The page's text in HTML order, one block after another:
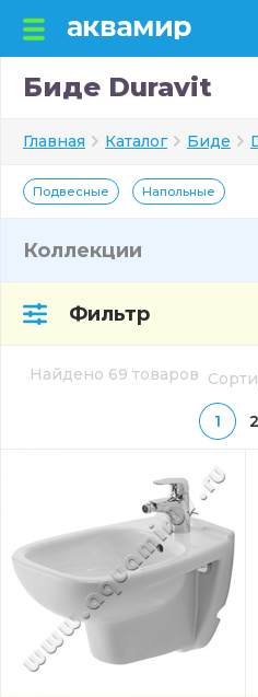
Биде Duravit
Главная Каталог Биде
Подвесные Напольные
Коллекции
Фильтр
Найдено 69 товаров
1 2